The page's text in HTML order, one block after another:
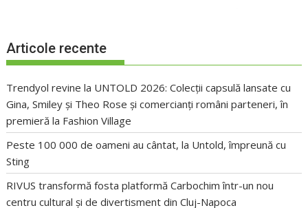
Articole recente
Trendyol revine la UNTOLD 2026: Colecții capsulă lansate cu
Gina, Smiley și Theo Rose și comercianți români parteneri, în
premieră la Fashion Village
Peste 100 000 de oameni au cântat, la Untold, împreună cu
Sting
RIVUS transformă fosta platformă Carbochim într-un nou
centru cultural și de divertisment din Cluj-Napoca